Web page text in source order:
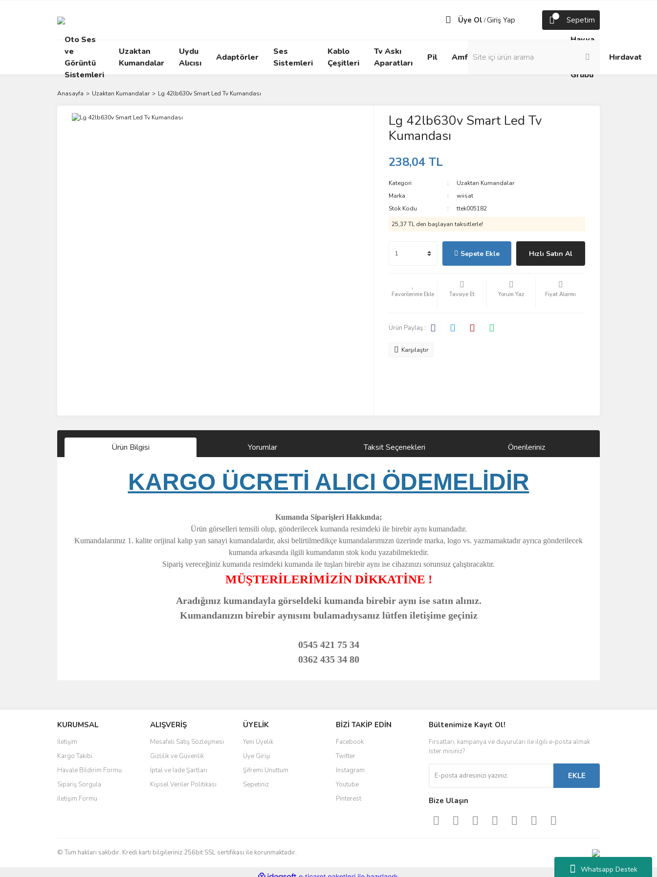
Whatsapp Destek
Üye Ol /Giriş Yap Sepetim
Oto Ses
ve
Görüntü
Sistemleri
Uzaktan
Kumandalar
Uydu
Alıcısı
Adaptörler
Ses
Sistemleri
Kablo
Çeşitleri
Tv Askı
Aparatları
Pil Amfi
Box
Prizler
Havya
Lehim
Grubu
Hırdavat
Anasayfa Uzaktan Kumandalar Lg 42lb630v Smart Led Tv Kumandası
Lg 42lb630v Smart Led Tv
Kumandası
238,04 TL
Kategori
Uzaktan Kumandalar
Marka
wiisat
Stok Kodu
ttek005182
25,37 TL den başlayan taksitlerle!
Sepete Ekle Hızlı Satın Al
Tavsiye Et Yorum Yaz Fiyat Alarmı
Ürün Paylaş :
Karşılaştır
Ürün Bilgisi Yorumlar Taksit Seçenekleri Önerileriniz
KARGO ÜCRETİ ALICI ÖDEMELİDİR
Kumanda Siparişleri Hakkında;
Ürün görselleri temsili olup, gönderilecek kumanda resimdeki ile birebir aynı kumandadır.
Kumandalarımız 1. kalite orijinal kalıp yan sanayi kumandalardır, aksi belirtilmedikçe kumandalarımızın üzerinde marka, logo vs. yazmamaktadır ayrıca gönderilecek
kumanda arkasında ilgili kumandanın stok kodu yazabilmektedir.
Sipariş vereceğiniz kumanda resimdeki kumanda ile tuşları birebir aynı ise cihazınızı sorunsuz çalıştıracaktır.
MÜŞTERİLERİMİZİN DİKKATİNE !
Aradığınız kumandayla görseldeki kumanda birebir aynı ise satın alınız.
Kumandanızın birebir aynısını bulamadıysanız lütfen iletişime geçiniz
0545 421 75 34
0362 435 34 80
Ürün resmi kalitesiz, bozuk veya görüntülenemiyor.
Ürün açıklamasında eksik bilgiler bulunuyor.
Ürün bilgilerinde hatalar bulunuyor.
Ürün fiyatı diğer sitelerden daha pahalı.
Bu ürüne benzer farklı alternatifler olmalı.
KURUMSAL
İletişim
Kargo Takibi
Havale Bildirim Formu
Sipariş Sorgula
İletişim Formu
ALIŞVERİŞ
Mesafeli Satış Sözleşmesi
Gizlilik ve Güvenlik
İptal ve İade Şartları
Kişisel Veriler Politikası
ÜYELİK
Yeni Üyelik
Üye Girişi
Şifremi Unuttum
Sepetiniz
BİZİ TAKİP EDİN
Facebook
Twitter
Instagram
Youtube
Pinterest
Bültenimize Kayıt Ol!
Fırsatları, kampanya ve duyuruları ile ilgili e-posta almak
ister misiniz?
EKLE
Bize Ulaşın
© Tüm hakları saklıdır. Kredi kartı bilgileriniz 256bit SSL sertifikası ile korunmaktadır.